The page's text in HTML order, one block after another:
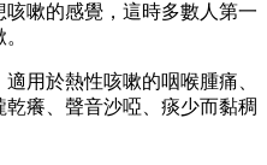
嗽的感覺，這時多數人第一
用於熱性咳嗽的咽喉腫痛、
癢、聲音沙啞、痰少而黏稠